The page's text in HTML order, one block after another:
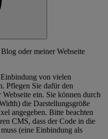
oder meiner Webseite
von vielen
Pflegen Sie dafür den
ein. Sie können durch
die Darstellungsgröße
angegeben. Bitte beachten
CMS, dass der Code in die
(eine Einbindung als